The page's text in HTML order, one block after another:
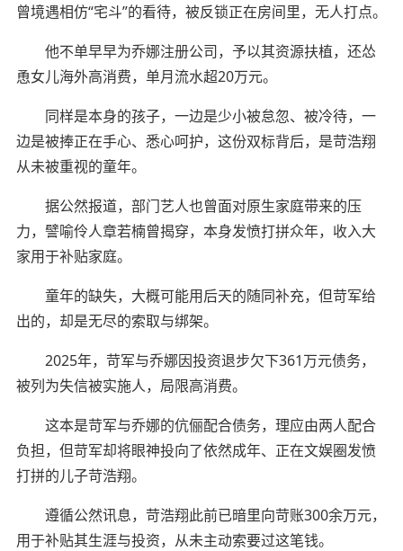
曾境遇相仿“宅斗”的看待，被反锁正在房间里，无人打点。
他不单早早为乔娜注册公司，予以其资源扶植，还怂
恿女儿海外高消费，单月流水超20万元。
同样是本身的孩子，一边是少小被怠忽、被冷待，一
边是被捧正在手心、悉心呵护，这份双标背后，是苛浩翔
从未被重视的童年。
据公然报道，部门艺人也曾面对原生家庭带来的压
力，譬喻伶人章若楠曾揭穿，本身发愤打拼众年，收入大
家用于补贴家庭。
童年的缺失，大概可能用后天的随同补充，但苛军给
出的，却是无尽的索取与绑架。
2025年，苛军与乔娜因投资退步欠下361万元债务，
被列为失信被实施人，局限高消费。
这本是苛军与乔娜的伉俪配合债务，理应由两人配合
负担，但苛军却将眼神投向了依然成年、正在文娱圈发愤
打拼的儿子苛浩翔。
遵循公然讯息，苛浩翔此前已暗里向苛账300余万元，
用于补贴其生涯与投资，从未主动索要过这笔钱。